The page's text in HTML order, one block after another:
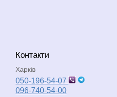
Контакти
Харків
050-196-54-07
096-740-54-00